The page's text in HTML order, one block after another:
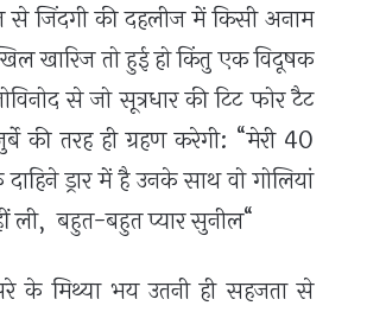
जिंदगी की दहलीज में किसी अनाम
खारिज तो हुई हो किंतु एक विदूषक
से जो सूत्रधार की टिट फोर टैट
की तरह ही ग्रहण करेगी: “मेरी 40
ड्रार में है उनके साथ वो गोलियां
ली, बहुत-बहुत प्यार सुनील“
के मिथ्या भय उतनी ही सहजता से